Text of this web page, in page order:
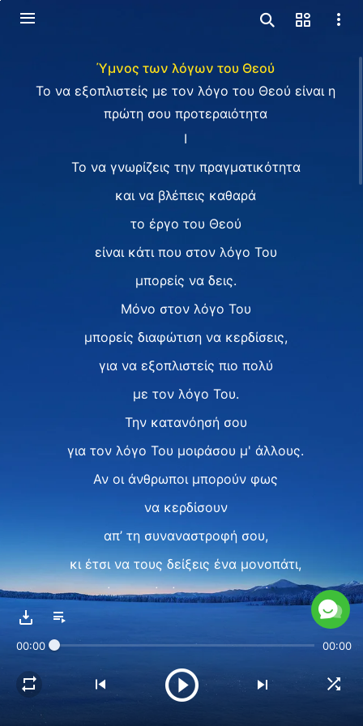
Ύμνος των λόγων του Θεού
Το να εξοπλιστείς με τον λόγο του Θεού είναι η
πρώτη σου προτεραιότητα
Ⅰ
Το να γνωρίζεις την πραγματικότητα
και να βλέπεις καθαρά
το έργο του Θεού
είναι κάτι που στον λόγο Του
μπορείς να δεις.
Μόνο στον λόγο Του
μπορείς διαφώτιση να κερδίσεις,
για να εξοπλιστείς πιο πολύ
με τον λόγο Του.
Την κατανόησή σου
για τον λόγο Του μοιράσου μ' άλλους.
Αν οι άνθρωποι μπορούν φως
να κερδίσουν
απ’ τη συναναστροφή σου,
κι έτσι να τους δείξεις ένα μονοπάτι,
τότε αυτό είναι πραγματικό,
Η δουλειά σας,
προτεραιότητα επείγουσα
να εξοπλιστείτε με τον λόγο του Θεού.
00:00 00:00